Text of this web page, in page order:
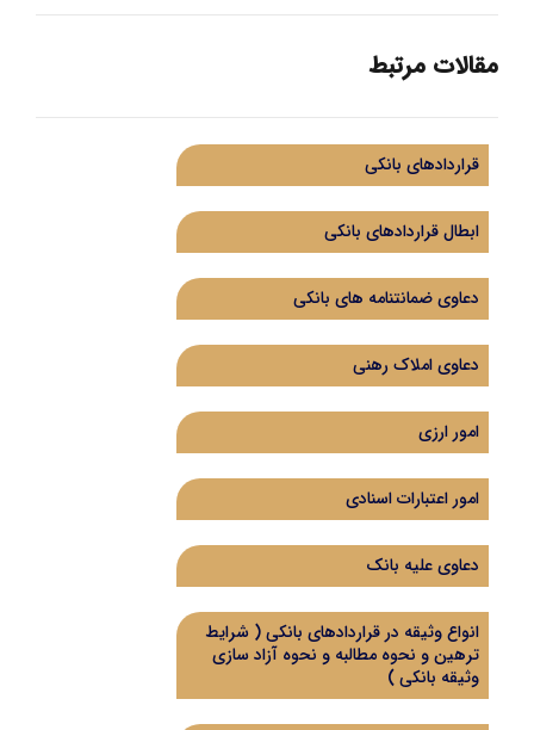
مقالات مرتبط
قراردادهای بانکی
ابطال قراردادهای بانکی
دعاوی ضمانتنامه های بانکی
دعاوی املاک رهنی
امور ارزی
امور اعتبارات اسنادی
دعاوی علیه بانک
انواع وثیقه در قراردادهای بانکی ( شرایط
ترهین و نحوه مطالبه و نحوه آزاد سازی
وثیقه بانکی )